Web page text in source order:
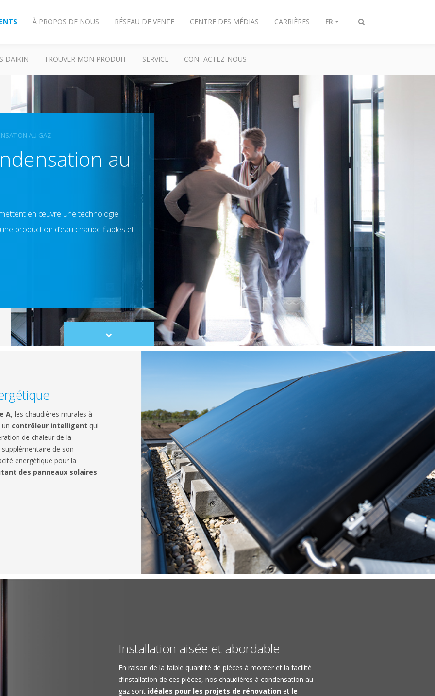
Afficher/masquer
À PROPOS DE NOUS RÉSEAU DE VENTE CENTRE DES MÉDIAS CARRIÈRES FR
DAIKIN TROUVER MON PRODUIT SERVICE CONTACTEZ-NOUS
AU GAZ
au
en œuvre une technologie
production d’eau chaude fiables et
Scroll
to
A, les chaudières murales à
contrôleur intelligent qui
de chaleur de la
de son
énergétique pour la
des panneaux solaires
Installation aisée et abordable
En raison de la faible quantité de pièces à monter et la facilité
d’installation de ces pièces, nos chaudières à condensation au
gaz sont idéales pour les projets de rénovation et le